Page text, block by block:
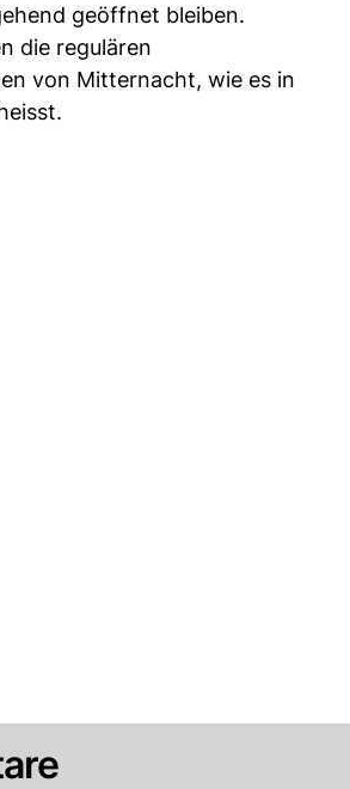
geöffnet bleiben.
die regulären
von Mitternacht, wie es in